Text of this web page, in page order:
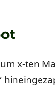
x-ten